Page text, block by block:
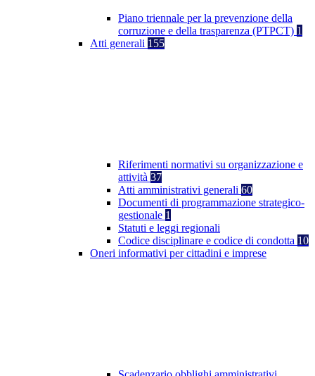
Piano triennale per la prevenzione della
corruzione e della trasparenza (PTPCT) 1
Atti generali 155
Riferimenti normativi su organizzazione e
attività 37
Atti amministrativi generali 60
Documenti di programmazione strategico-
gestionale 1
Statuti e leggi regionali
Codice disciplinare e codice di condotta 10
Oneri informativi per cittadini e imprese